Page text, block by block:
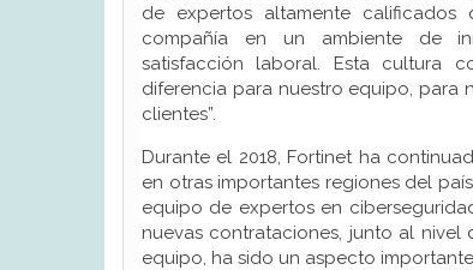
de expertos altamente calificados
compañía en un ambiente de
satisfacción laboral. Esta cultura
diferencia para nuestro equipo, para
clientes”.
Durante el 2018, Fortinet ha
en otras importantes regiones del
equipo de expertos en
nuevas contrataciones, junto al
equipo, ha sido un aspecto